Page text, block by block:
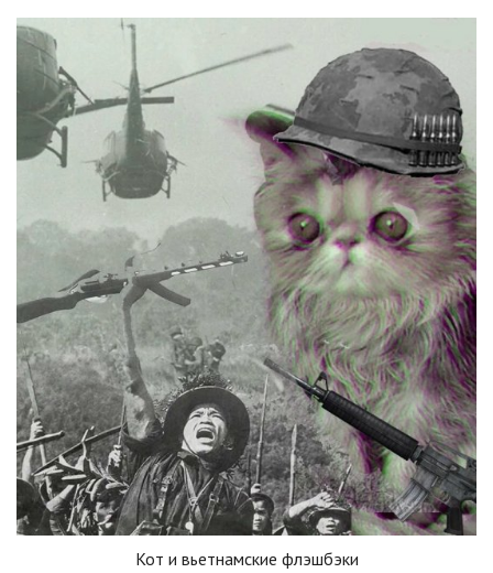
Кот и вьетнамские флэшбэки